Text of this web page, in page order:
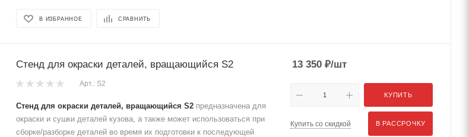
В ИЗБРАННОЕ СРАВНИТЬ
Стенд для окраски деталей, вращающийся S2
Арт.: S2
Стенд для окраски деталей, вращающийся S2 предназначена для
окраски и сушки деталей кузова, а также может использоваться при
сборке/разборке деталей во время их подготовки к последующей
13 350 ₽/шт
КУПИТЬ
Купить со скидкой В РАССРОЧКУ